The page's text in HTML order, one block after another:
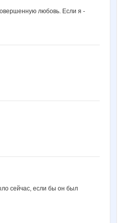
любовь. Если я -
сейчас, если бы он был